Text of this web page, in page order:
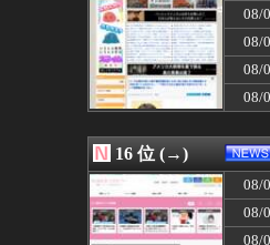
08/
08/
08/
08/
16 位 (→)
08/
08/
08/